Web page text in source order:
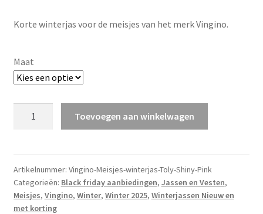
was:
is:
Korte winterjas voor de meisjes van het merk Vingino.
Maat
maat
98
aantal
Toevoegen aan winkelwagen
Artikelnummer: Vingino-Meisjes-winterjas-Toly-Shiny-Pink
Categorieën: Black friday aanbiedingen, Jassen en Vesten,
Meisjes, Vingino, Winter, Winter 2025, Winterjassen Nieuw en
met korting